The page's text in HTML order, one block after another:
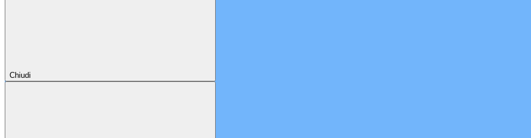
Chiudi